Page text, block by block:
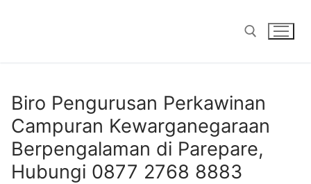
Biro Pengurusan Perkawinan
Campuran Kewarganegaraan
Berpengalaman di Parepare,
Hubungi 0877 2768 8883